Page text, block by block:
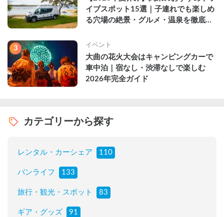
イブスポット15選｜子連れでも楽しめ
る穴場の絶景・グルメ・温泉を徹底解
3 イベント
大曲の花火大会はキャンピングカーで
車中泊｜宿なし・渋滞なしで楽しむ
2026年完全ガイド
カテゴリーから探す
レンタル・カーシェア 110
バンライフ 133
旅行・観光・スポット 83
ギア・グッズ 91